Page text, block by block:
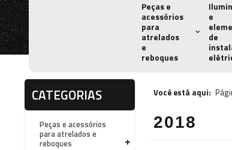
Peças e
acessórios
para
atrelados
e
reboques
e
de
CATEGORIAS
Peças e acessórios
para atrelados e
reboques
Você está aqui:
2018